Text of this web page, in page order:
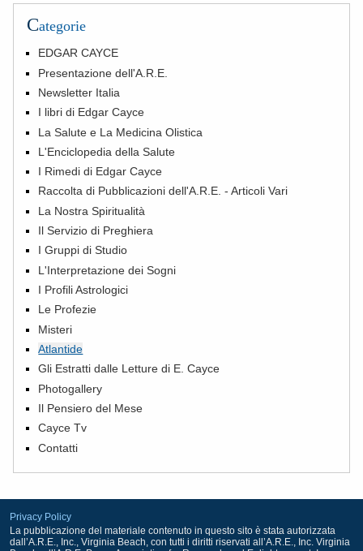
Categorie
EDGAR CAYCE
Presentazione dell'A.R.E.
Newsletter Italia
I libri di Edgar Cayce
La Salute e La Medicina Olistica
L'Enciclopedia della Salute
I Rimedi di Edgar Cayce
Raccolta di Pubblicazioni dell'A.R.E. - Articoli Vari
La Nostra Spiritualità
Il Servizio di Preghiera
I Gruppi di Studio
L'Interpretazione dei Sogni
I Profili Astrologici
Le Profezie
Misteri
Atlantide
Gli Estratti dalle Letture di E. Cayce
Photogallery
Il Pensiero del Mese
Cayce Tv
Contatti
Privacy Policy
La pubblicazione del materiale contenuto in questo sito è stata autorizzata
dall’A.R.E., Inc., Virginia Beach, con tutti i diritti riservati all’A.R.E., Inc. Virginia